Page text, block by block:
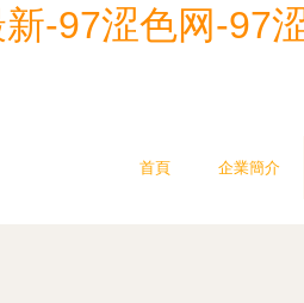
-97涩色网-97
首頁 企業簡介